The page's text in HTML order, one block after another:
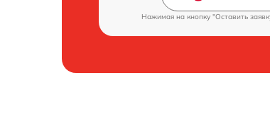
Нажимая на кнопку "Оставить